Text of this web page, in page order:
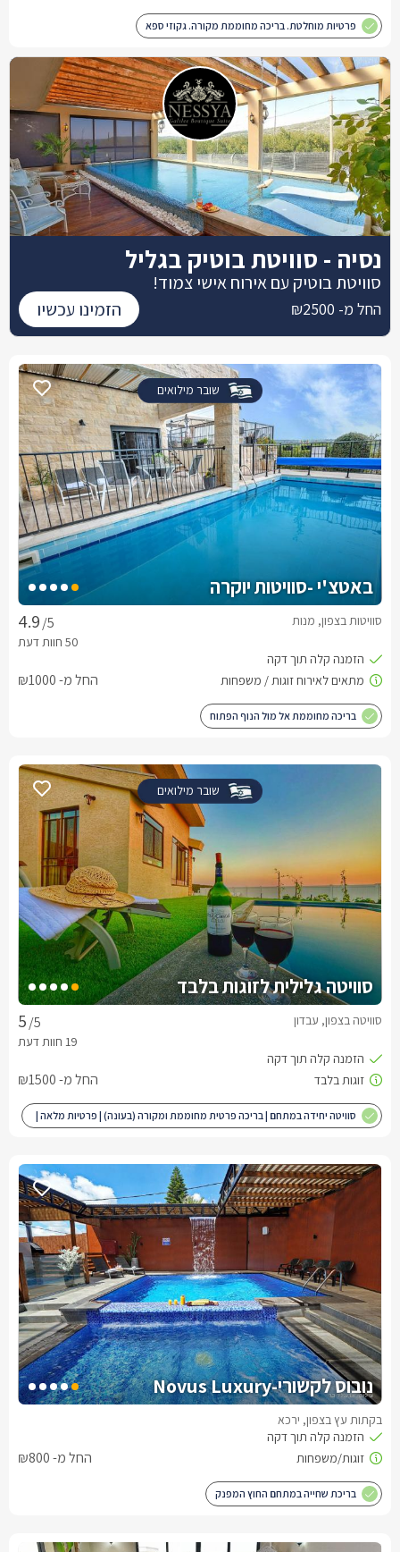
פרטיות מוחלטת. בריכה מחוממת מקורה. גקוזי ספא
שובר מילואים
באטצ'י -סוויטות יוקרה
/5 סוויטות בצפון, מנות
החל מ- ₪1000
בריכה מחוממת אל מול הנוף הפתוח
שובר מילואים
סוויטה גלילית לזוגות בלבד
/5 סוויטה בצפון, עבדון
החל מ- ₪1500
סוויטה יחידה במתחם | בריכה פרטית מחוממת ומקורה (בעונה) | פרטיות מלאה |
נובוס לקשורי-Novus Luxury
בקתות עץ בצפון, ירכא
החל מ- ₪800
בריכת שחייה במתחם החוץ המפנק
נסיה - סוויטת בוטיק בגליל
סוויטת בוטיק עם אירוח אישי צמוד!
החל מ- ₪2500 הזמינו עכשיו